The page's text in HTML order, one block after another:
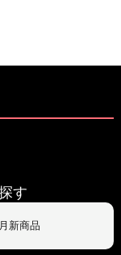
す
新商品